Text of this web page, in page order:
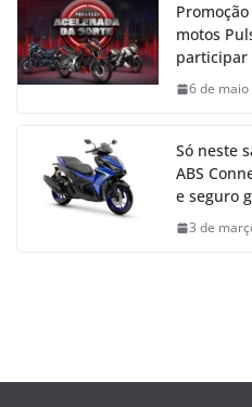
motos
participar
6 de
Só neste
ABS
e seguro
3 de